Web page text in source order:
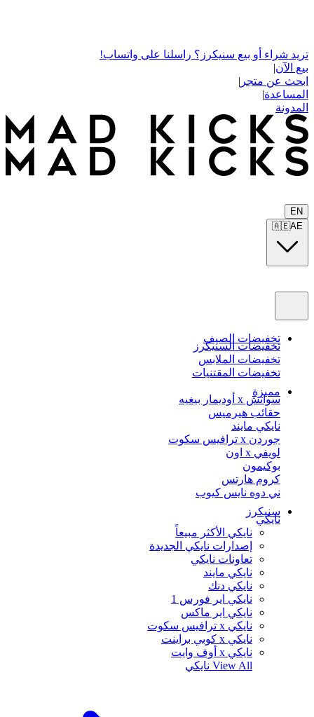
تريد شراء أو بيع سنيكرز؟ راسلنا على واتساب!
بيع الآن|
ابحث عن متجر |
المساعدة|
المدونة
EN
🇦🇪AE
تخفيضات الصيف
تخفيضات السنيكرز
تخفيضات الملابس
تخفيضات المقتنيات
مميزة
سواتش x أوديمار بيغيه
حقائب هيرميس
نايكي مايند
جوردن x ترافيس سكوت
لويفي x اون
بوكيمون
كروم هارتس
ني دوه نايس كيوب
سنيكرز
نايكي
نايكي الأكثر مبيعاً
إصدارات نايكي الجديدة
تعاونات نايكي
نايكي مايند
نايكي دنك
نايكي اير فورس 1
نايكي اير ماكس
نايكي x ترافيس سكوت
نايكي x كوبي براينت
نايكي x أوف وايت
View All نايكي